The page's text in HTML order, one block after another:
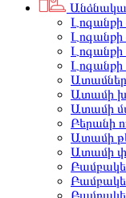
Լոգանքի
Լոգանքի
Լոգանքի
Ատամի
Ատամի
Բերանի
Ատամի
Ատամի
Բամբակե
Բամբակե